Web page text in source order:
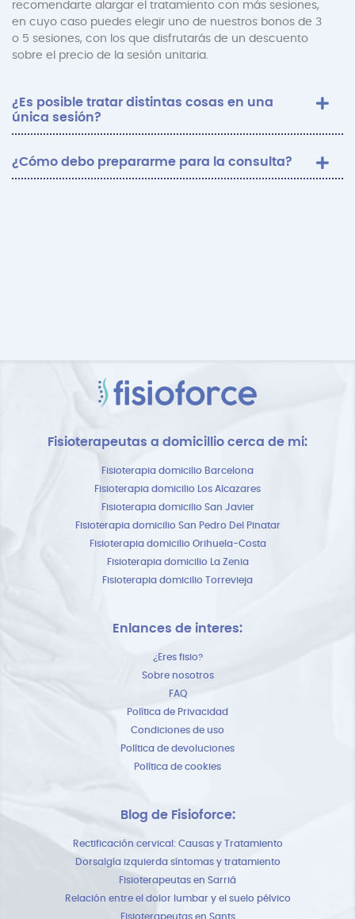
recomendarte alargar el tratamiento con más sesiones,
en cuyo caso puedes elegir uno de nuestros bonos de 3
o 5 sesiones, con los que disfrutarás de un descuento
sobre el precio de la sesión unitaria.
¿Es posible tratar distintas cosas en una
única sesión?
¿Cómo debo prepararme para la consulta?
Fisioterapeutas a domicillio cerca de mi:
Fisioterapia domicilio Barcelona
Fisioterapia domicilio Los Alcazares
Fisioterapia domicilio San Javier
Fisioterapia domicilio San Pedro Del Pinatar
Fisioterapia domicilio Orihuela-Costa
Fisioterapia domicilio La Zenia
Fisioterapia domicilio Torrevieja
Enlances de interes:
¿Eres fisio?
Sobre nosotros
FAQ
Política de Privacidad
Condiciones de uso
Política de devoluciones
Política de cookies
Blog de Fisioforce:
Rectificación cervical: Causas y Tratamiento
Dorsalgía izquierda síntomas y tratamiento
Fisioterapeutas en Sarriá
Relación entre el dolor lumbar y el suelo pélvico
Fisioterapeutas en Sants